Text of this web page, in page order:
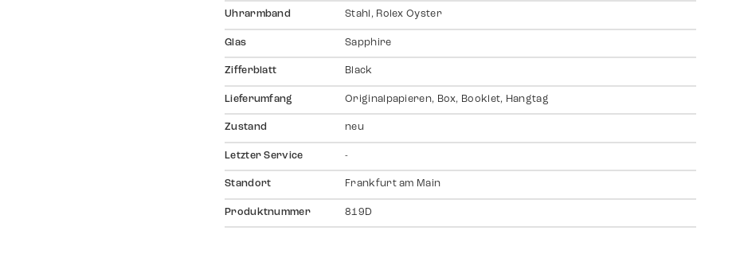
Uhrarmband Stahl, Rolex Oyster
Glas Sapphire
Zifferblatt Black
Lieferumfang Originalpapieren, Box, Booklet, Hangtag
Zustand neu
Letzter Service -
Standort Frankfurt am Main
Produktnummer 819D